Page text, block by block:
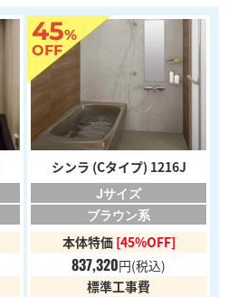
45%
OFF
シンラ (Cタイプ) 1216J
Jサイズ
ブラウン系
本体特価 [45%OFF]
837,320円(税込)
標準工事費